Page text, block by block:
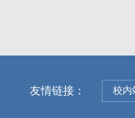
友情链接： 校内